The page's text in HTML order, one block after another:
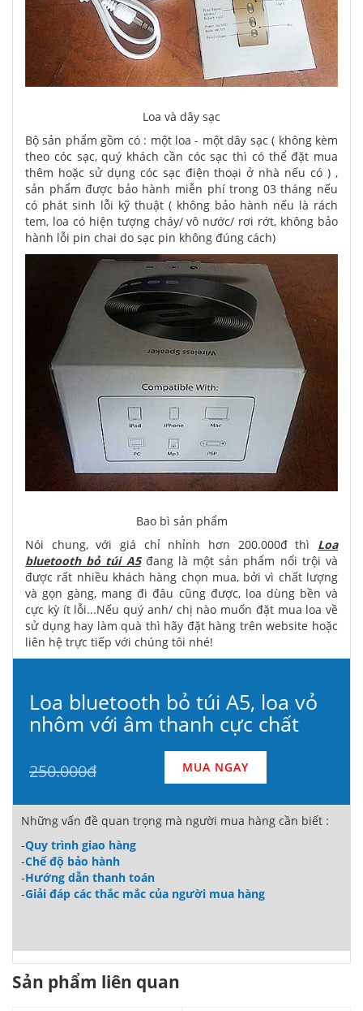
Loa và dây sạc
Bộ sản phẩm gồm có : một loa - một dây sạc ( không kèm
theo cóc sạc, quý khách cần cóc sạc thì có thể đặt mua
thêm hoặc sử dụng cóc sạc điện thoại ở nhà nếu có ) ,
sản phẩm được bảo hành miễn phí trong 03 tháng nếu
có phát sinh lỗi kỹ thuật ( không bảo hành nếu là rách
tem, loa có hiện tượng cháy/ vô nước/ rơi rớt, không bảo
hành lỗi pin chai do sạc pin không đúng cách)
Bao bì sản phẩm
Nói chung, với giá chỉ nhỉnh hơn 200.000đ thì Loa
bluetooth bỏ túi A5đang là một sản phẩm nổi trội và
được rất nhiều khách hàng chọn mua, bởi vì chất lượng
và gọn gàng, mang đi đâu cũng được, loa dùng bền và
cực kỳ ít lỗi...Nếu quý anh/ chị nào muốn đặt mua loa về
sử dụng hay làm quà thì hãy đặt hàng trên website hoặc
liên hệ trực tiếp với chúng tôi nhé!
Loa bluetooth bỏ túi A5, loa vỏ
nhôm với âm thanh cực chất
250.000đ MUA NGAY
Những vấn đề quan trọng mà người mua hàng cần biết :
-Quy trình giao hàng
-Chế độ bảo hành
-Hướng dẫn thanh toán
-Giải đáp các thắc mắc của người mua hàng
Sản phẩm liên quan